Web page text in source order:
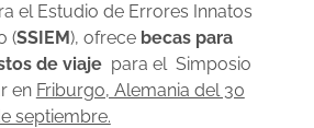
el Estudio de Errores Innatos
(SSIEM), ofrece becas para
de viajepara el Simposio
en Friburgo, Alemania del 30
septiembre.